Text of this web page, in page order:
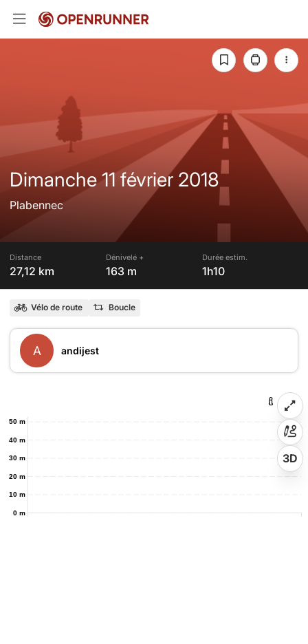
Dimanche 11 février 2018
Plabennec
Distance
27,12 km
Dénivelé +
163 m
Durée estim.
1h10
Vélo de route Boucle
A andijest
0 m
10 m
20 m
30 m
40 m
50 m
3D